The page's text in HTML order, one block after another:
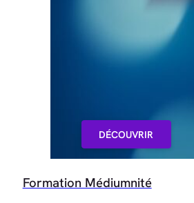
DÉCOUVRIR
Formation Médiumnité